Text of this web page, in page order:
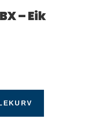
– Eik